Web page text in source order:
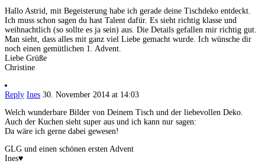
Hallo Astrid, mit Begeisterung habe ich gerade deine Tischdeko entdeckt.
Ich muss schon sagen du hast Talent dafür. Es sieht richtig klasse und
weihnachtlich (so sollte es ja sein) aus. Die Details gefallen mir richtig gut.
Man sieht, dass alles mit ganz viel Liebe gemacht wurde. Ich wünsche dir
noch einen gemütlichen 1. Advent.
Liebe Grüße
Christine
Reply Ines 30. November 2014 at 14:03
Welch wunderbare Bilder von Deinem Tisch und der liebevollen Deko.
Auch der Kuchen sieht super aus und ich kann nur sagen:
Da wäre ich gerne dabei gewesen!
GLG und einen schönen ersten Advent
Ines♥